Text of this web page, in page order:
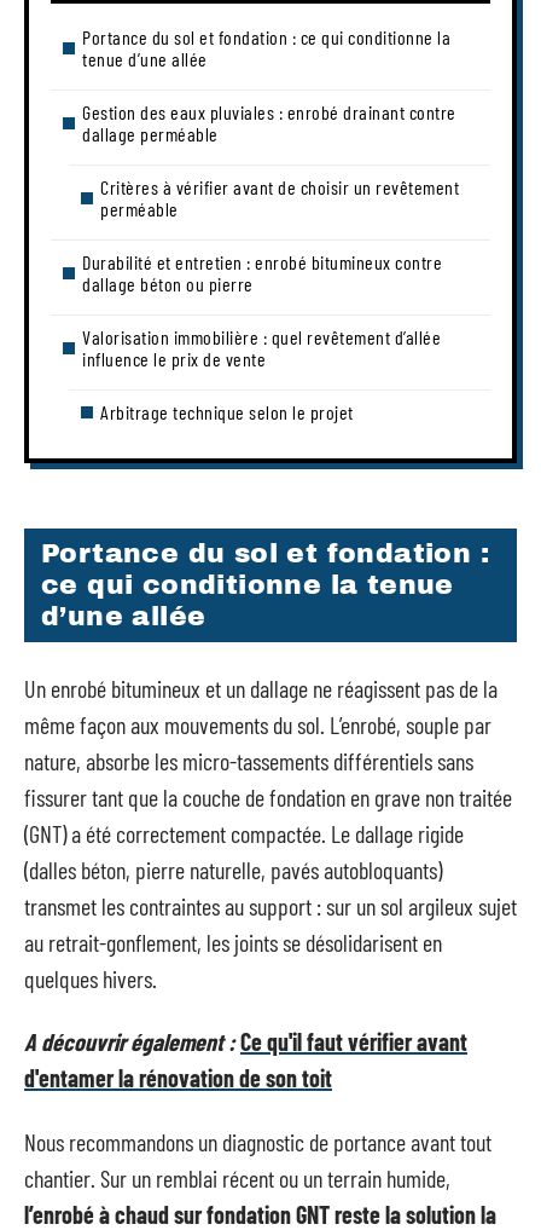
Portance du sol et fondation : ce qui conditionne la
tenue d’une allée
Gestion des eaux pluviales : enrobé drainant contre
dallage perméable
Critères à vérifier avant de choisir un revêtement
perméable
Durabilité et entretien : enrobé bitumineux contre
dallage béton ou pierre
Valorisation immobilière : quel revêtement d’allée
influence le prix de vente
Arbitrage technique selon le projet
Portance du sol et fondation :
ce qui conditionne la tenue
d’une allée
Un enrobé bitumineux et un dallage ne réagissent pas de la
même façon aux mouvements du sol. L’enrobé, souple par
nature, absorbe les micro-tassements différentiels sans
fissurer tant que la couche de fondation en grave non traitée
(GNT) a été correctement compactée. Le dallage rigide
(dalles béton, pierre naturelle, pavés autobloquants)
transmet les contraintes au support : sur un sol argileux sujet
au retrait-gonflement, les joints se désolidarisent en
quelques hivers.
A découvrir également :Ce qu'il faut vérifier avant
d'entamer la rénovation de son toit
Nous recommandons un diagnostic de portance avant tout
chantier. Sur un remblai récent ou un terrain humide,
l’enrobé à chaud sur fondation GNT reste la solution la